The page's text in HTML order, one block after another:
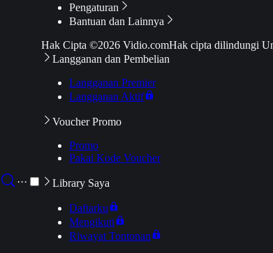
···
Pengaturan
Bantuan dan Lainnya
Hak Cipta ©2026 Vidio.comHak cipta dilindungi
Langganan dan Pembelian
Langganan Premier
Langganan Aktif
Voucher Promo
Promo
Pakai Kode Voucher
Library Saya
Daftarku
Mengikuti
Riwayat Tontonan